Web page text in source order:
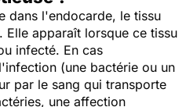
dans l'endocarde, le tissu
Elle apparaît lorsque ce tissu
infecté. En cas
(une bactérie ou un
par le sang qui transporte
une affection